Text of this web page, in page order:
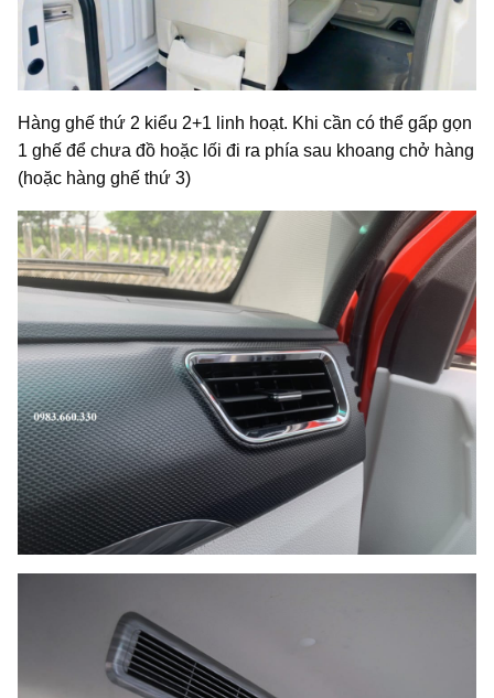
Hàng ghế thứ 2 kiểu 2+1 linh hoạt. Khi cần có thể gấp gọn
1 ghế để chưa đồ hoặc lối đi ra phía sau khoang chở hàng
(hoặc hàng ghế thứ 3)